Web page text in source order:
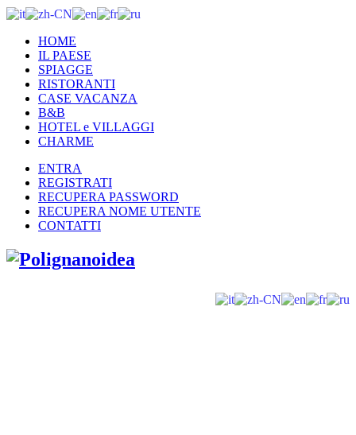
HOME
IL PAESE
SPIAGGE
RISTORANTI
CASE VACANZA
B&B
HOTEL e VILLAGGI
CHARME
ENTRA
REGISTRATI
RECUPERA PASSWORD
RECUPERA NOME UTENTE
CONTATTI